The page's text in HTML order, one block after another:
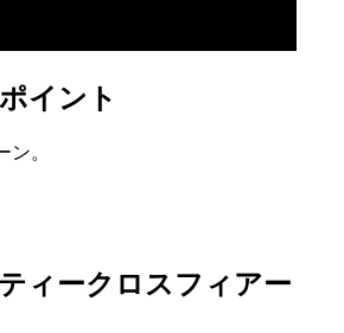
イント
。
ィークロスフィアー